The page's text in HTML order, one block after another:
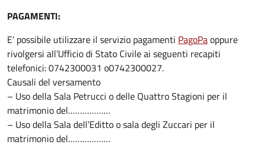
PAGAMENTI:
E’ possibile utilizzare il servizio pagamenti PagoPaoppure
rivolgersi all’Ufficio di Stato Civile ai seguenti recapiti
telefonici: 0742300031 o0742300027.
Causali del versamento
– Uso della Sala Petrucci o delle Quattro Stagioni per il
matrimonio del………………
– Uso della Sala dell’Editto o sala degli Zuccari per il
matrimonio del………………